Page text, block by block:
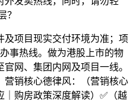
？
项目现实交付环境为准；项
事热线。做为港股上市的物
网、集团内网及项目一线。
营销核心德律风：（营销核心
｜购房政策深度解读）✅（越